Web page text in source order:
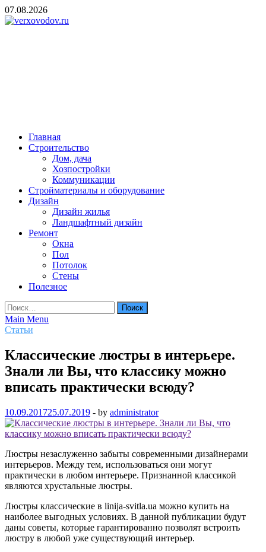
Skip
to
07.08.2026
Главная
Строительство
Дом, дача
Хозпостройки
Коммуникации
Стройматериалы и оборудование
Дизайн
Дизайн жилья
Ландшафтный дизайн
Ремонт
Окна
Пол
Потолок
Стены
Полезное
Найти:
Main Menu
Статьи
Классические люстры в интерьере.
Знали ли Вы, что классику можно
вписать практически всюду?
10.09.201725.07.2019 - by administrator
Люстры незаслуженно забыты современными дизайнерами
интерьеров. Между тем, использоваться они могут
практически в любом интерьере. Признанной классикой
являются хрустальные люстры.
Люстры классические в linija-svitla.ua можно купить на
наиболее выгодных условиях. В данной публикации будут
даны советы, которые гарантированно позволят встроить
люстру в любой уже существующий интерьер.